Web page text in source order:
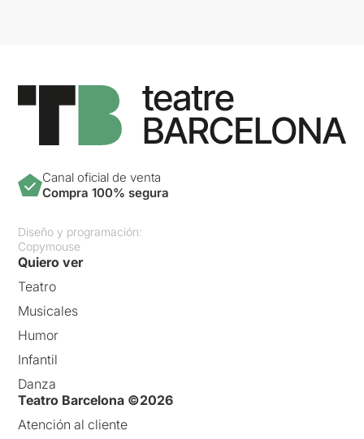
Canal oficial de venta
Compra 100% segura
Diseño y programación:
Copymouse
Quiero ver
Teatro
Musicales
Humor
Infantil
Danza
Teatro Barcelona ©2026
Atención al cliente